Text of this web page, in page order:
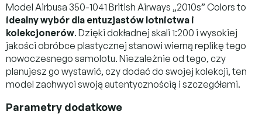
Model Airbusa 350-1041 British Airways „2010s” Colors to
idealny wybór dla entuzjastów lotnictwa i
kolekcjonerów. Dzięki dokładnej skali 1:200 i wysokiej
jakości obróbce plastycznej stanowi wierną replikę tego
nowoczesnego samolotu. Niezależnie od tego, czy
planujesz go wystawić, czy dodać do swojej kolekcji, ten
model zachwyci swoją autentycznością i szczegółami.
Parametry dodatkowe